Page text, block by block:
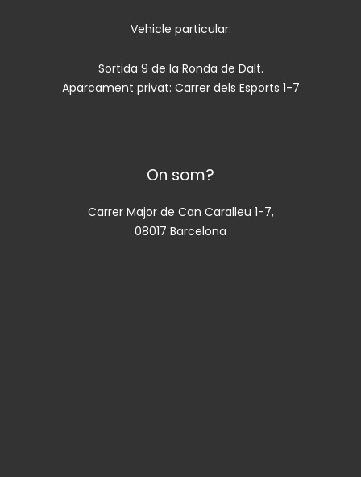
Vehicle particular:
Sortida 9 de la Ronda de Dalt.
Aparcament privat: Carrer dels Esports 1-7
On som?
Carrer Major de Can Caralleu 1-7,
08017 Barcelona